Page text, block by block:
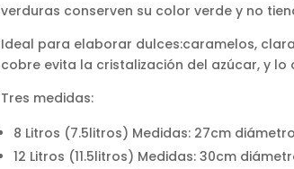
verduras conserven su color verde y no
Ideal para elaborar dulces:caramelos,
cobre evita la cristalización del azúcar, y
Tres medidas:
8 Litros (7.5litros) Medidas: 27cm
12 Litros (11.5litros) Medidas: 30cm